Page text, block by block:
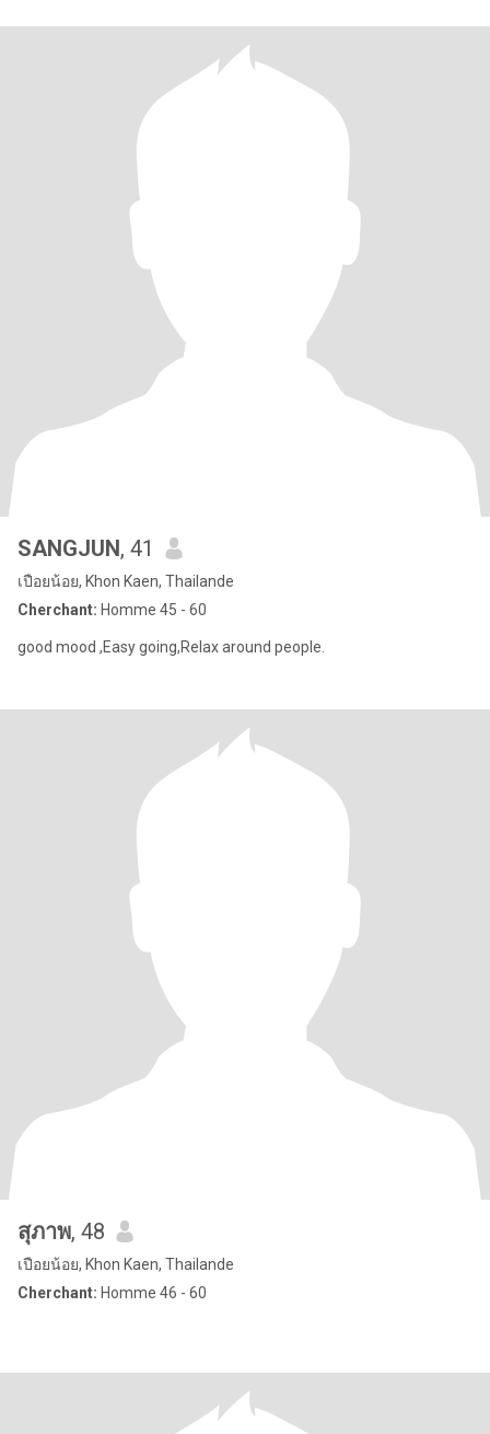
SANGJUN, 41
เปือยน้อย, Khon Kaen, Thailande
Cherchant: Homme 45 - 60
good mood ,Easy going,Relax around people.
สุภาพ, 48
เปือยน้อย, Khon Kaen, Thailande
Cherchant: Homme 46 - 60